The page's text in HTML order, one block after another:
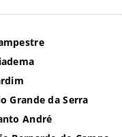
Grande da Serra
André